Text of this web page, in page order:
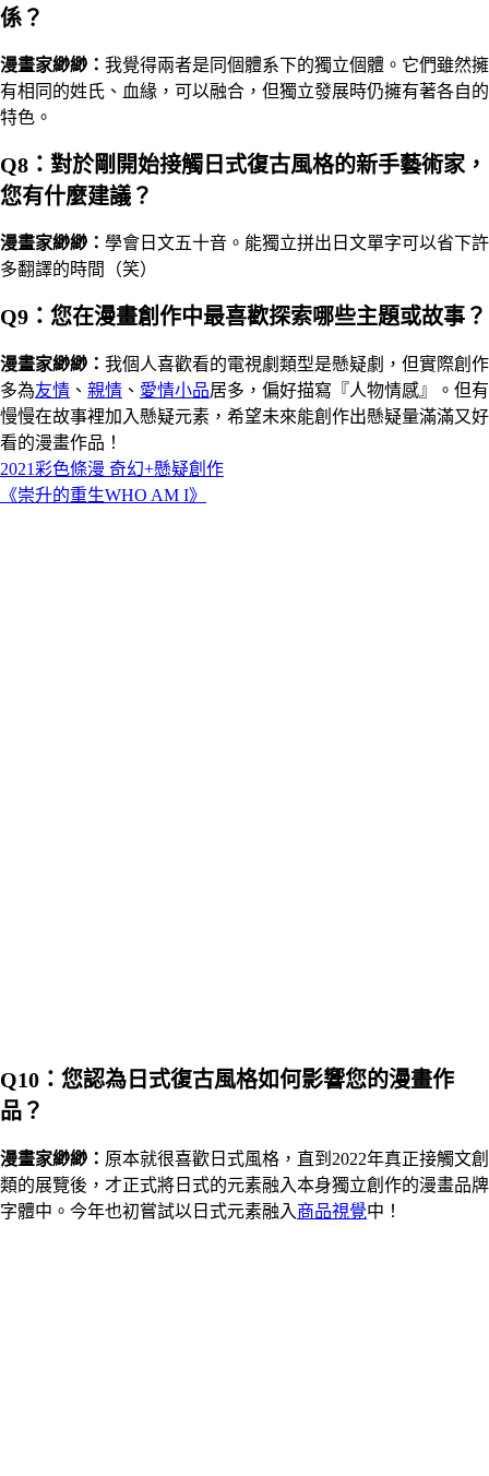
係？
漫畫家緲緲 ： 我覺得兩者是同個體系下的獨立個體。它們雖然擁
有相同的姓氏、血緣，可以融合，但獨立發展時仍擁有著各自的
特色。
Q8：對於剛開始接觸日式復古風格的新手藝術家，
您有什麼建議？
漫畫家緲緲 ： 學會日文五十音。能獨立拼出日文單字可以省下許
多翻譯的時間（笑）
Q9：您在漫畫創作中最喜歡探索哪些主題或故事？
漫畫家緲緲 ： 我個人喜歡看的電視劇類型是懸疑劇，但實際創作
多為友情 、 親情 、 愛情小品居多，偏好描寫『人物情感』。但有
慢慢在故事裡加入懸疑元素，希望未來能創作出懸疑量滿滿又好
看的漫畫作品！
2021彩色條漫 奇幻+懸疑創作
《崇升的重生WHO AM I》
Q10：您認為日式復古風格如何影響您的漫畫作
品？
漫畫家緲緲 ： 原本就很喜歡日式風格，直到2022年真正接觸文創
類的展覽後，才正式將日式的元素融入本身獨立創作的漫畫品牌
字體中。今年也初嘗試以日式元素融入 商品視覺中！